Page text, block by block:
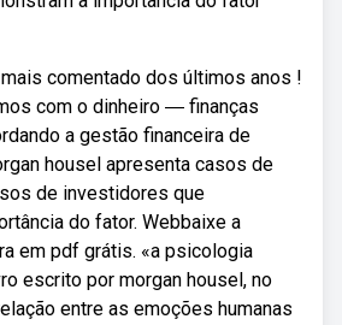
comentado dos últimos anos !
com o dinheiro ― finanças
a gestão financeira de
housel apresenta casos de
de investidores que
do fator. Webbaixe a
em pdf grátis. «a psicologia
escrito por morgan housel, no
entre as emoções humanas